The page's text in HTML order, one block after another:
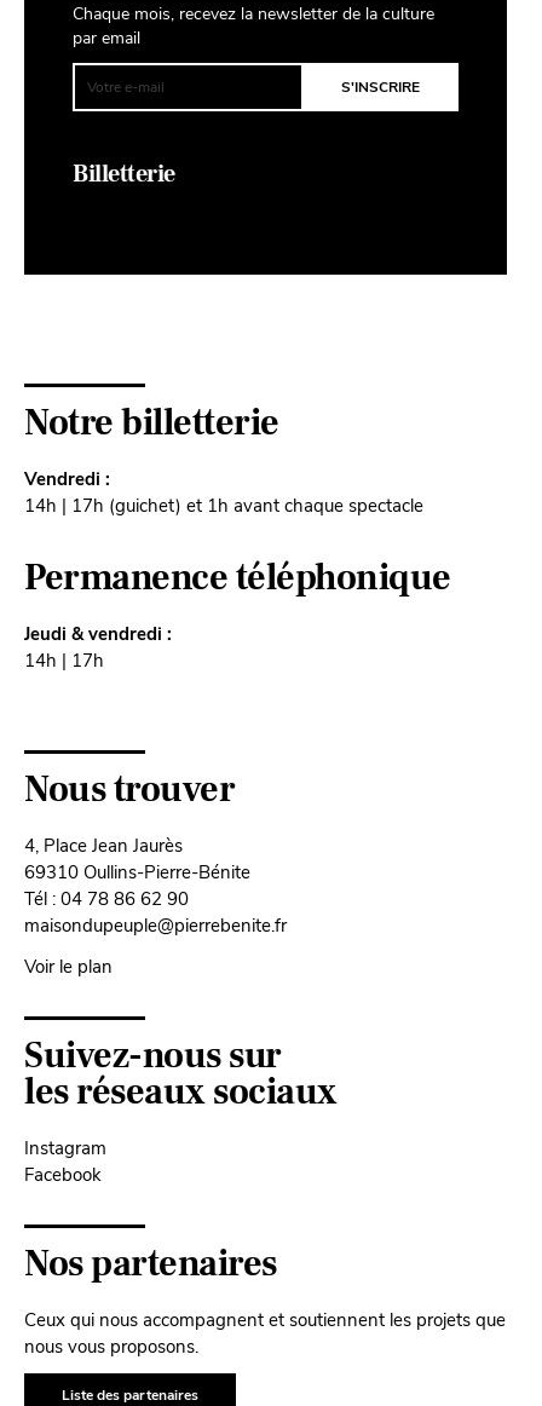
Chaque mois, recevez la newsletter de la culture
par email
Billetterie
Notre billetterie
Vendredi :
14h | 17h (guichet) et 1h avant chaque spectacle
Permanence téléphonique
Jeudi & vendredi :
14h | 17h
Nous trouver
4, Place Jean Jaurès
69310 Oullins-Pierre-Bénite
Tél : 04 78 86 62 90
maisondupeuple@pierrebenite.fr
Voir le plan
Suivez-nous sur
les réseaux sociaux
Instagram
Facebook
Nos partenaires
Ceux qui nous accompagnent et soutiennent les projets que
nous vous proposons.
Liste des partenaires